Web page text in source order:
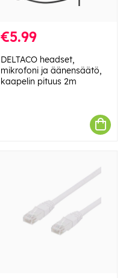
€5.99
DELTACO headset,
mikrofoni ja äänensäätö,
kaapelin pituus 2m